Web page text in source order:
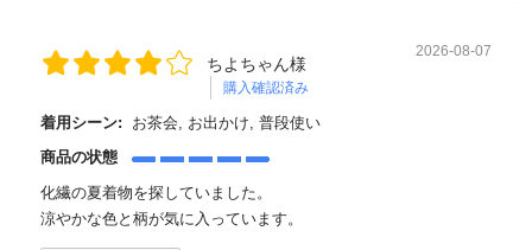
ちよちゃん様
購入確認済み
2026-08-07
着用シーン:
お茶会, お出かけ, 普段使い
商品の状態
化繊の夏着物を探していました。
涼やかな色と柄が気に入っています。